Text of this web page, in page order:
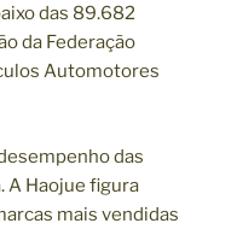
das 89.682
da Federação
Automotores
das
A Haojue figura
mais vendidas